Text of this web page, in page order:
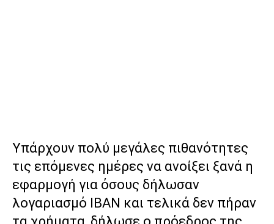
Υπάρχουν πολύ μεγάλες πιθανότητες
τις επόμενες ημέρες να ανοίξει ξανά η
εφαρμογή για όσους δήλωσαν
λογαριασμό ΙΒΑΝ και τελικά δεν πήραν